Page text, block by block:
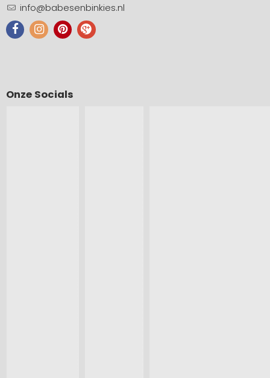
info@babesenbinkies.nl
Onze Socials